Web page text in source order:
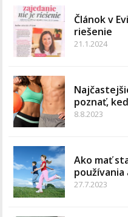
Článok v
riešenie
21.1.2024
poznať,
8.8.2023
Ako mať
27.7.2023